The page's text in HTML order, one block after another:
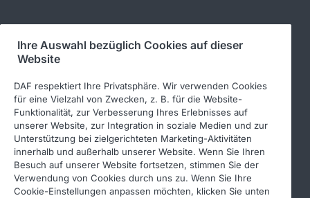
Folgen Sie uns
© 2026 DAF Rechtlicher Hinweis
Ihre Auswahl bezüglich Cookies auf dieser
Website
DAF respektiert Ihre Privatsphäre. Wir verwenden Cookies
für eine Vielzahl von Zwecken, z. B. für die Website-
Funktionalität, zur Verbesserung Ihres Erlebnisses auf
unserer Website, zur Integration in soziale Medien und zur
Unterstützung bei zielgerichteten Marketing-Aktivitäten
innerhalb und außerhalb unserer Website. Wenn Sie Ihren
Besuch auf unserer Website fortsetzen, stimmen Sie der
Verwendung von Cookies durch uns zu. Wenn Sie Ihre
Cookie-Einstellungen anpassen möchten, klicken Sie unten